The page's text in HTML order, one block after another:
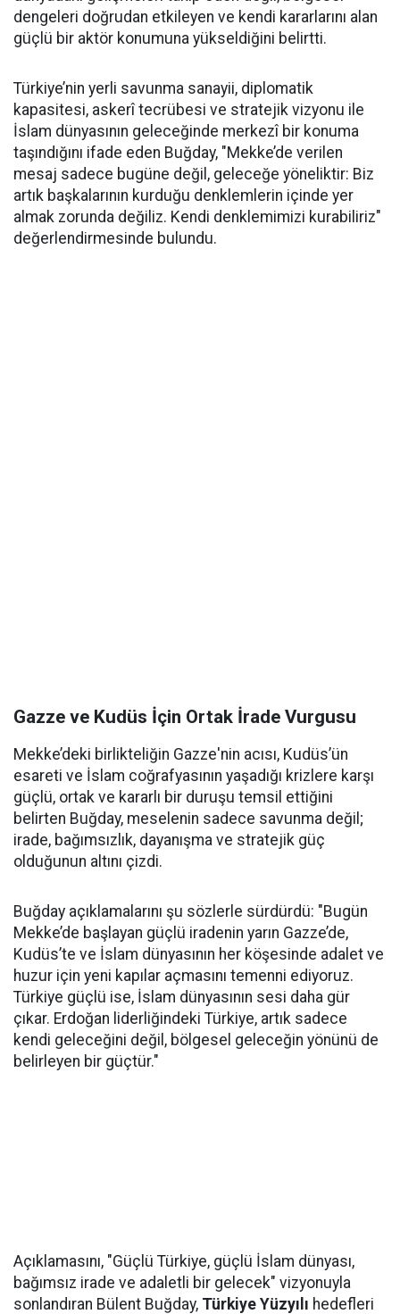
dengeleri doğrudan etkileyen ve kendi kararlarını alan
güçlü bir aktör konumuna yükseldiğini belirtti.
Türkiye’nin yerli savunma sanayii, diplomatik
kapasitesi, askerî tecrübesi ve stratejik vizyonu ile
İslam dünyasının geleceğinde merkezî bir konuma
taşındığını ifade eden Buğday, "Mekke’de verilen
mesaj sadece bugüne değil, geleceğe yöneliktir: Biz
artık başkalarının kurduğu denklemlerin içinde yer
almak zorunda değiliz. Kendi denklemimizi kurabiliriz"
değerlendirmesinde bulundu.
Gazze ve Kudüs İçin Ortak İrade Vurgusu
Mekke’deki birlikteliğin Gazze'nin acısı, Kudüs’ün
esareti ve İslam coğrafyasının yaşadığı krizlere karşı
güçlü, ortak ve kararlı bir duruşu temsil ettiğini
belirten Buğday, meselenin sadece savunma değil;
irade, bağımsızlık, dayanışma ve stratejik güç
olduğunun altını çizdi.
Buğday açıklamalarını şu sözlerle sürdürdü: "Bugün
Mekke’de başlayan güçlü iradenin yarın Gazze’de,
Kudüs’te ve İslam dünyasının her köşesinde adalet ve
huzur için yeni kapılar açmasını temenni ediyoruz.
Türkiye güçlü ise, İslam dünyasının sesi daha gür
çıkar. Erdoğan liderliğindeki Türkiye, artık sadece
kendi geleceğini değil, bölgesel geleceğin yönünü de
belirleyen bir güçtür."
Açıklamasını, "Güçlü Türkiye, güçlü İslam dünyası,
bağımsız irade ve adaletli bir gelecek" vizyonuyla
sonlandıran Bülent Buğday, Türkiye Yüzyılı hedefleri